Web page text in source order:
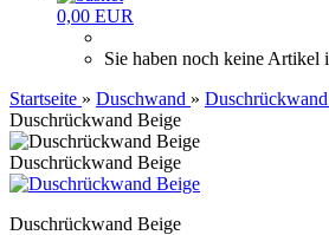
0,00 EUR
Sie haben noch keine Artikel
Startseite » Duschwand »
Duschrückwand Beige
Duschrückwand Beige
Duschrückwand Beige